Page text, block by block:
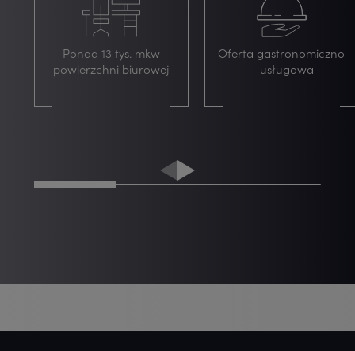
Ponad 13 tys. mkw
powierzchni biurowej
Oferta gastronomiczno
– usługowa